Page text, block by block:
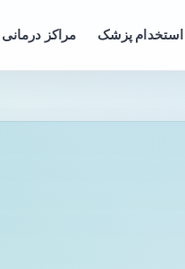
استخدام پزشک مراکز درمانی